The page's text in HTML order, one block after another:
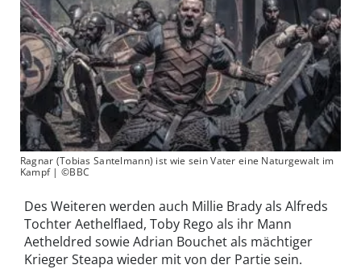
Ragnar (Tobias Santelmann) ist wie sein Vater eine Naturgewalt im
Kampf | ©BBC
Des Weiteren werden auch Millie Brady als Alfreds
Tochter Aethelflaed, Toby Rego als ihr Mann
Aetheldred sowie Adrian Bouchet als mächtiger
Krieger Steapa wieder mit von der Partie sein.